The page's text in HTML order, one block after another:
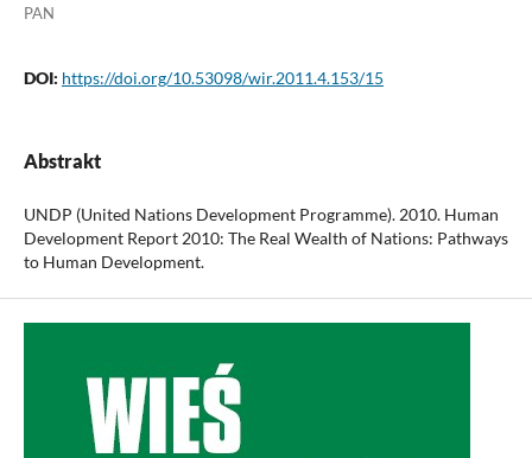
PAN
DOI: https://doi.org/10.53098/wir.2011.4.153/15
Abstrakt
UNDP (United Nations Development Programme). 2010. Human
Development Report 2010: The Real Wealth of Nations: Pathways
to Human Development.